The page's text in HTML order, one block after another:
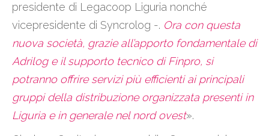
presidente di Legacoop Liguria nonché
vicepresidente di Syncrolog -. Ora con questa
nuova società, grazie all’apporto fondamentale di
Adrilog e il supporto tecnico di Finpro, si
potranno offrire servizi più efficienti ai principali
gruppi della distribuzione organizzata presenti in
Liguria e in generale nel nord ovest».